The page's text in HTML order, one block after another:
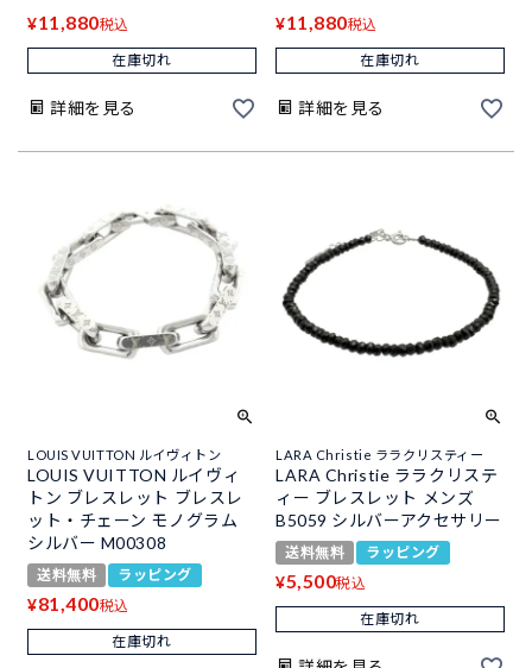
¥11,880税込
在庫切れ
詳細を見る
¥11,880税込
在庫切れ
詳細を見る
LOUIS VUITTON ルイヴィトン
LOUIS VUITTON ルイヴィ
トン ブレスレット ブレスレ
ット・チェーン モノグラム
シルバー M00308
送料無料 ラッピング
¥81,400税込
在庫切れ
LARA Christie ララクリスティー
LARA Christie ララクリステ
ィー ブレスレット メンズ
B5059 シルバーアクセサリー
送料無料 ラッピング
¥5,500税込
在庫切れ